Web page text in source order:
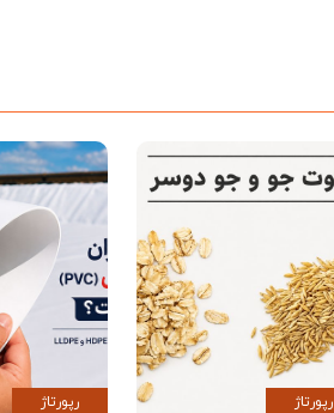
رپورتاژ رپورتاژ